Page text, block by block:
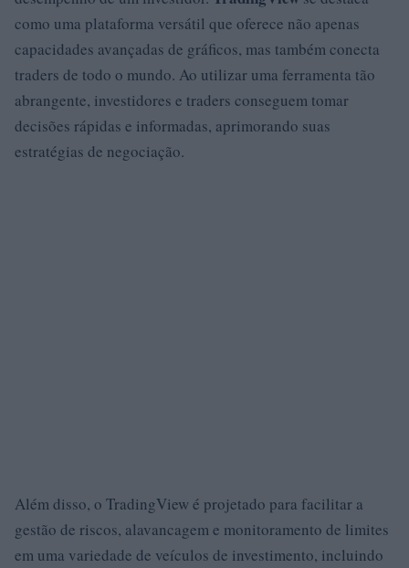
como uma plataforma versátil que oferece não apenas
capacidades avançadas de gráficos, mas também conecta
traders de todo o mundo. Ao utilizar uma ferramenta tão
abrangente, investidores e traders conseguem tomar
decisões rápidas e informadas, aprimorando suas
estratégias de negociação.
Além disso, o TradingView é projetado para facilitar a
gestão de riscos, alavancagem e monitoramento de limites
em uma variedade de veículos de investimento, incluindo